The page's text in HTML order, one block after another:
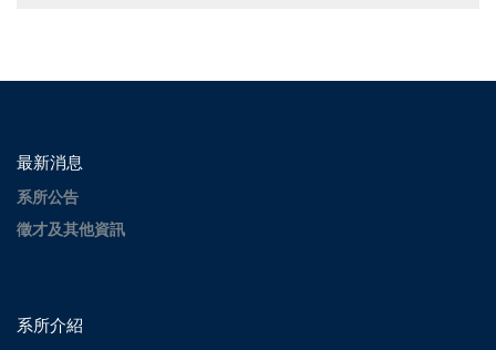
最新消息
系所公告
徵才及其他資訊
系所介紹